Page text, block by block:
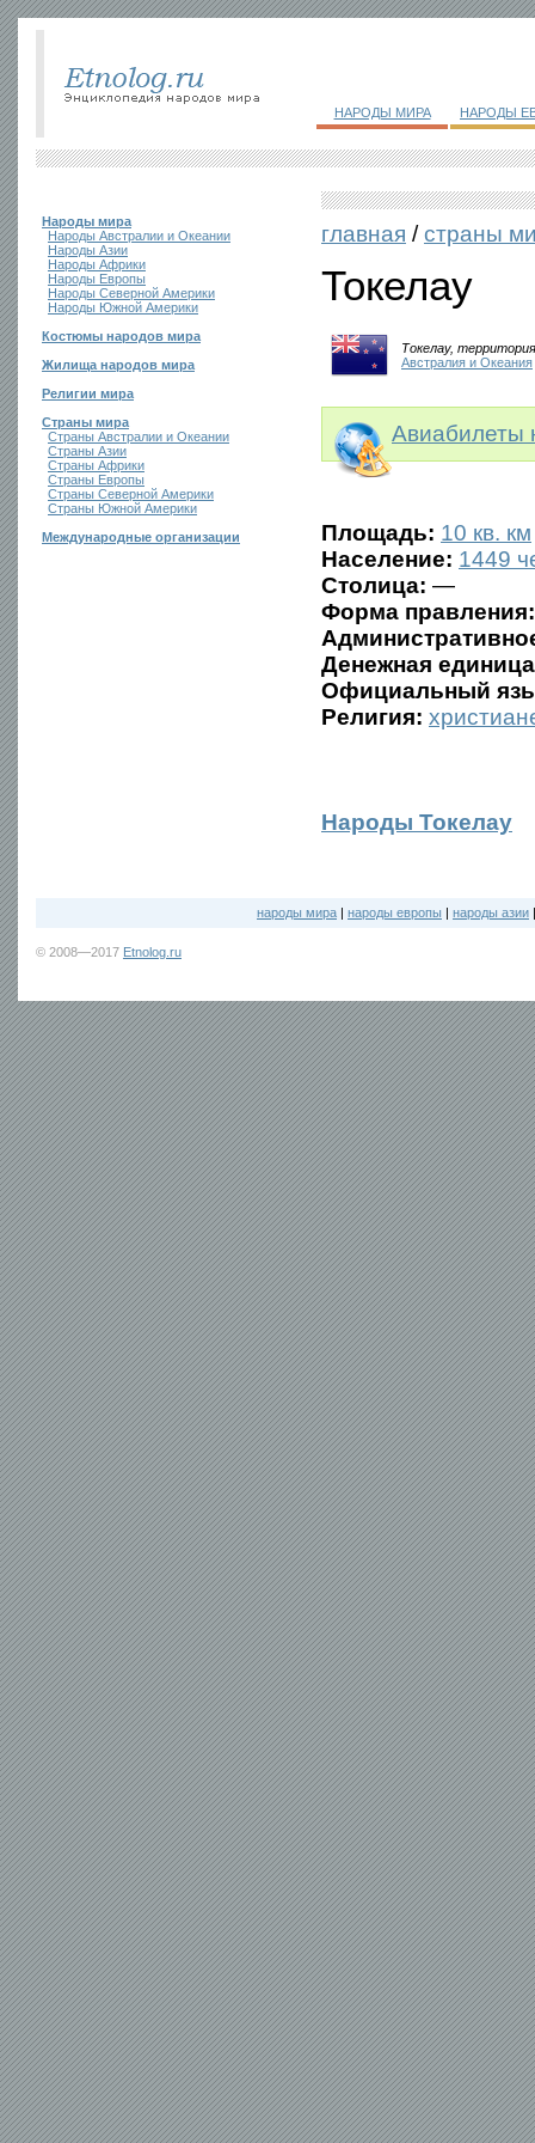
НАРОДЫ МИРА НАРОДЫ
Народы мира
Народы Австралии и Океании
Народы Азии
Народы Африки
Народы Европы
Народы Северной Америки
Народы Южной Америки
Костюмы народов мира
Жилища народов мира
Религии мира
Страны мира
Страны Австралии и Океании
Страны Азии
Страны Африки
Страны Европы
Страны Северной Америки
Страны Южной Америки
Международные организации
главная /страны
Токелау
Токелау,
Австралия и Океания
Авиабилеты
Площадь: 10 кв. км
Население: 1449
Столица: —
Форма правления:
Денежная
Официальный
Религия:
Народы Токелау
народы мира | народы европы | народы азии
© 2008—2017 Etnolog.ru